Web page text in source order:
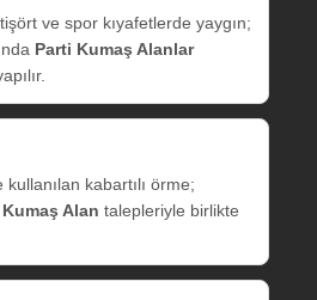
ve spor kıyafetlerde yaygın;
Parti Kumaş Alanlar
kabartılı örme;
Alan talepleriyle birlikte